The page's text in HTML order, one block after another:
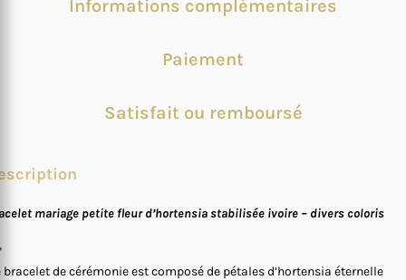
Informations complémentaires
Paiement
Satisfait ou remboursé
mariage petite fleur d’hortensia stabilisée ivoire – divers coloris
bracelet de cérémonie est composé de pétales d’hortensia éternelle